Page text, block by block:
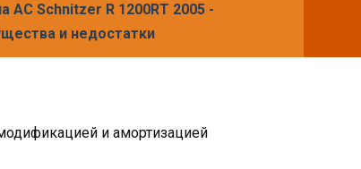
AC Schnitzer R 1200RT 2005 -
и недостатки
и амортизацией